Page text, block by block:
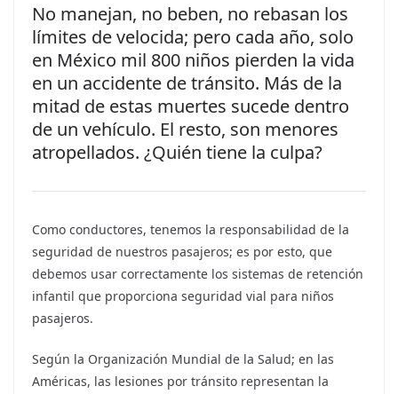
l
p
a
r
a
t
o
s
No manejan, no beben, no rebasan los
límites de velocida; pero cada año, solo
en México mil 800 niños pierden la vida
en un accidente de tránsito. Más de la
mitad de estas muertes sucede dentro
de un vehículo. El resto, son menores
atropellados. ¿Quién tiene la culpa?
Como conductores, tenemos la responsabilidad de la
seguridad de nuestros pasajeros; es por esto, que
debemos usar correctamente los sistemas de retención
infantil que proporciona seguridad vial para niños
pasajeros.
Según la Organización Mundial de la Salud; en las
Américas, las lesiones por tránsito representan la